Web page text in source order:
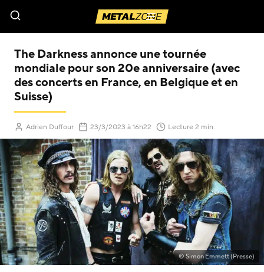
Menu
The Darkness annonce une tournée
mondiale pour son 20e anniversaire (avec
des concerts en France, en Belgique et en
Suisse)
Adrien Duffour 23/3/2023 (Mis à jour le)
à 16h22 Lecture 2 min.
© Simon Emmett (Presse)